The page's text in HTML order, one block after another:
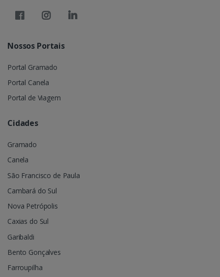
Nossos Portais
Portal Gramado
Portal Canela
Portal de Viagem
Cidades
Gramado
Canela
São Francisco de Paula
Cambará do Sul
Nova Petrópolis
Caxias do Sul
Garibaldi
Bento Gonçalves
Farroupilha